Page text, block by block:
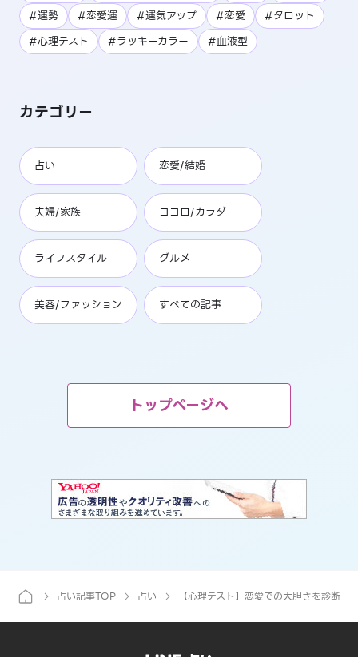
#運勢
#恋愛運 #運気アップ #恋愛
#タロット
#心理テスト
#ラッキーカラー #血液型
カテゴリー
占い 恋愛/結婚
夫婦/家族 ココロ/カラダ
ライフスタイル グルメ
美容/ファッション すべての記事
トップページへ
占い記事TOP 占い 【心理テスト】恋愛での大胆さを診断